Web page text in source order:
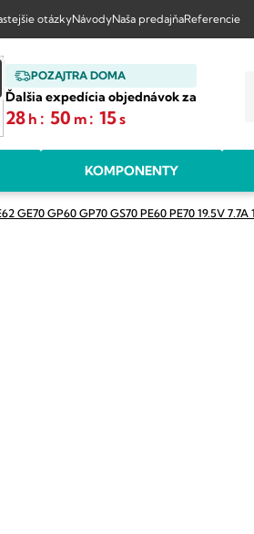
otázkyNávodyNaša predajňaReferencie
POZAJTRA DOMA
Ďalšia expedícia objednávok za
28 h : 50 m : 14 s
KOMPONENTY
GE70 GP60 GP70 GS70 PE60 PE70 19.5V 7.7A